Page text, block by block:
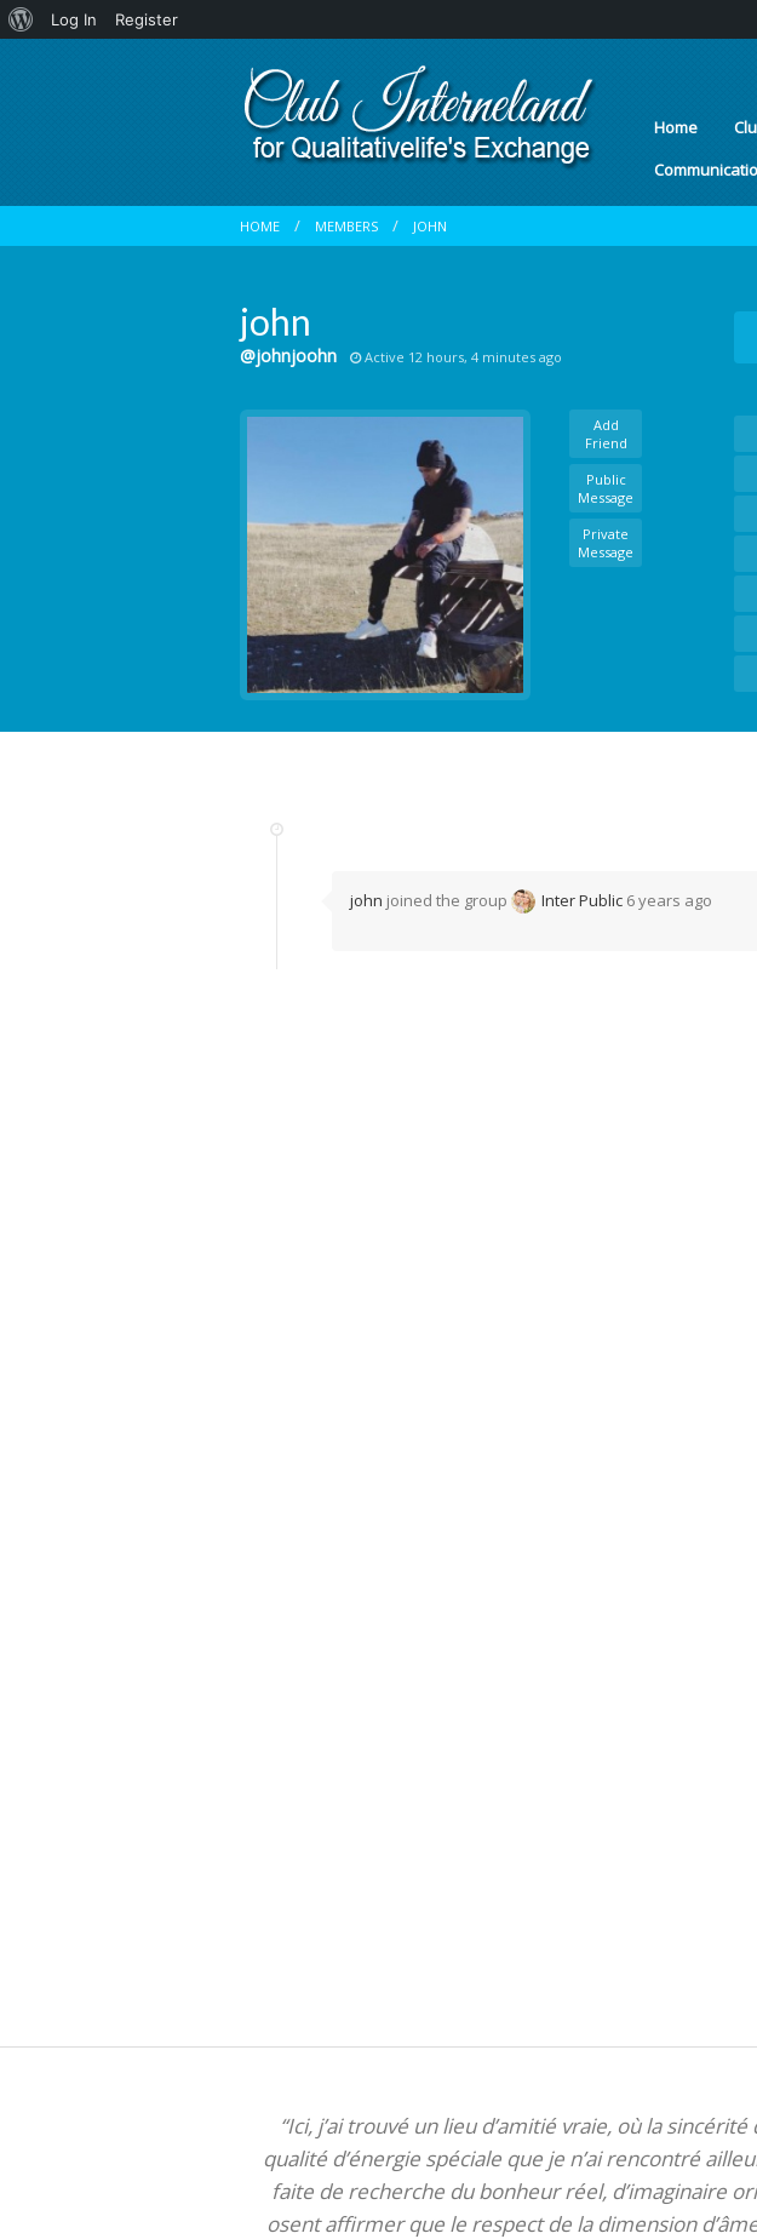
About
Log In
Register
Home
HOME MEMBERS JOHN
john
@johnjoohn Active 12 hours, 4 minutes ago
Add
Friend
Public
Message
Private
Message
john joined the group Inter Public 6 years ago
“Ici, j’ai trouvé un lieu d’amitié vraie, où la
qualité d’énergie spéciale que je n’ai rencontré
faite de recherche du bonheur réel, d’imaginaire
osent affirmer que le respect de la dimension